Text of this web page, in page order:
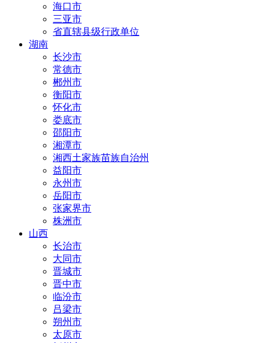
海口市
三亚市
省直辖县级行政单位
湖南
长沙市
常德市
郴州市
衡阳市
怀化市
娄底市
邵阳市
湘潭市
湘西土家族苗族自治州
益阳市
永州市
岳阳市
张家界市
株洲市
山西
长治市
大同市
晋城市
晋中市
临汾市
吕梁市
朔州市
太原市